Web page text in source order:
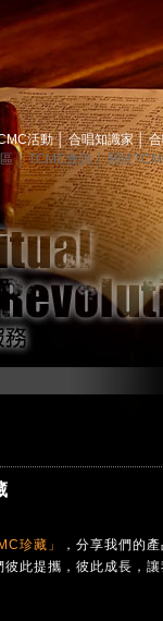
活動│ 合唱知識家│
區│ TCMC會訊│ 關於
珍藏」
，分享我們的
彼此提攜，彼此成長，